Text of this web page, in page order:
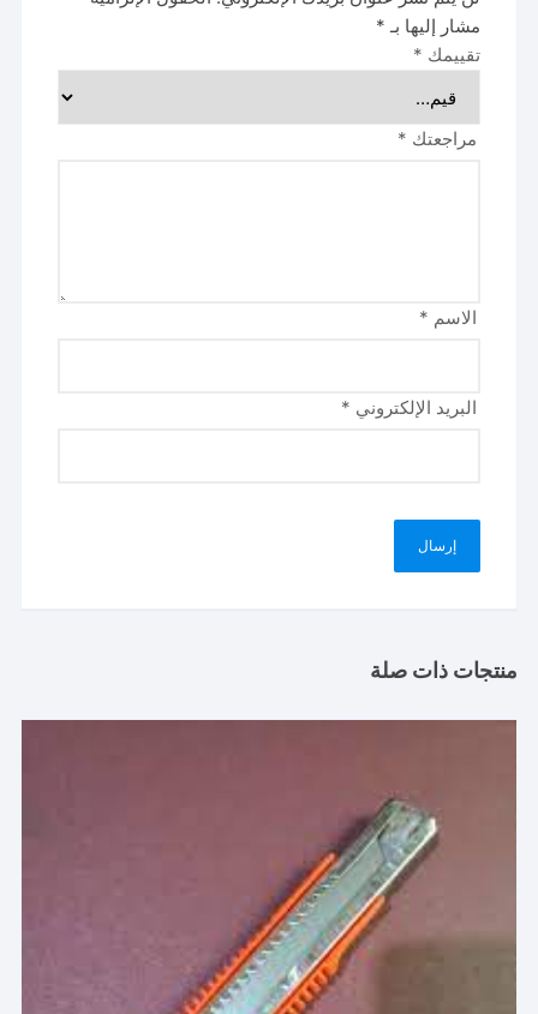
مشار إليها بـ *
تقييمك *
مراجعتك *
الاسم *
البريد الإلكتروني *
منتجات ذات صلة